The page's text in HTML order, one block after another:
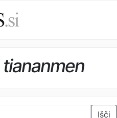
tiananmen
Išči